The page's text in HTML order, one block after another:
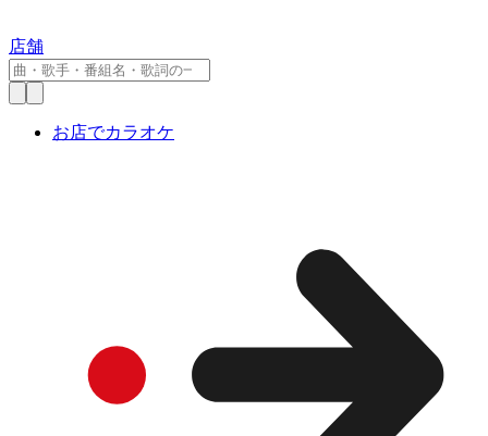
店舗
お店でカラオケ